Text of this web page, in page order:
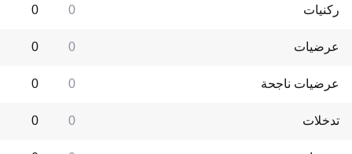
ركنيات 0
0
عرضيات 0
0
عرضيات ناجحة 0
0
تدخلات 0
0